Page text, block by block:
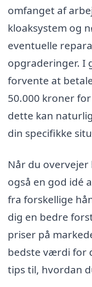
omfanget af
kloaksystem og
eventuelle
opgraderinger. I
forvente at
50.000 kroner
dette kan
din specifikke
Når du
også en god idé
fra forskellige
dig en bedre
priser på
bedste værdi for
tips til, hvordan